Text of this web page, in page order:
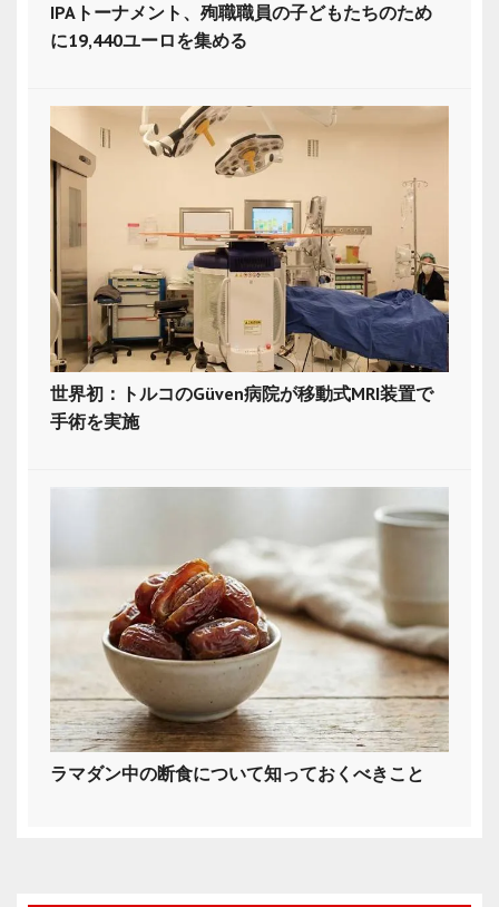
IPAトーナメント、殉職職員の子どもたちのため
に19,440ユーロを集める
世界初：トルコのGüven病院が移動式MRI装置で
手術を実施
ラマダン中の断食について知っておくべきこと